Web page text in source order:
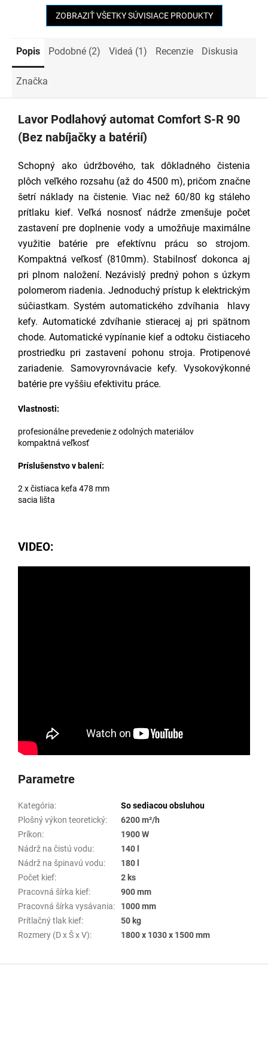
ZOBRAZIŤ VŠETKY SÚVISIACE PRODUKTY
Popis Podobné (2) Videá (1) Recenzie Diskusia
Značka
Lavor Podlahový automat Comfort S-R 90
(Bez nabíjačky a batérií)
Schopný ako údržbového, tak dôkladného čistenia
plôch veľkého rozsahu (až do 4500 m), pričom značne
šetrí náklady na čistenie. Viac než 60/80 kg stáleho
prítlaku kief. Veľká nosnosť nádrže zmenšuje počet
zastavení pre doplnenie vody a umožňuje maximálne
využitie batérie pre efektívnu prácu so strojom.
Kompaktná veľkosť (810mm). Stabilnosť dokonca aj
pri plnom naložení. Nezávislý predný pohon s úzkym
polomerom riadenia. Jednoduchý prístup k elektrickým
súčiastkam. Systém automatického zdvíhania hlavy
kefy. Automatické zdvíhanie stieracej aj pri spätnom
chode. Automatické vypínanie kief a odtoku čistiaceho
prostriedku pri zastavení pohonu stroja. Protipenové
zariadenie. Samovyrovnávacie kefy. Vysokovýkonné
batérie pre vyššiu efektivitu práce.
Vlastnosti:
profesionálne prevedenie z odolných materiálov
kompaktná veľkosť
Príslušenstvo v balení:
2 x čistiaca kefa 478 mm
sacia lišta
VIDEO:
Parametre
Kategória:
So sediacou obsluhou
Plošný výkon teoretický:
6200 m²/h
Príkon:
1900 W
Nádrž na čistú vodu:
140 l
Nádrž na špinavú vodu:
180 l
Počet kief:
2 ks
Pracovná šírka kief:
900 mm
Pracovná šírka vysávania:
1000 mm
Prítlačný tlak kief:
50 kg
Rozmery (D x Š x V): 1800 x 1030 x 1500 mm